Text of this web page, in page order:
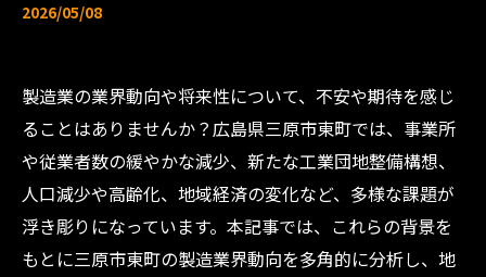
2026/05/08
製造業の業界動向や将来性について、不安や期待を感じ
ることはありませんか？広島県三原市東町では、事業所
や従業者数の緩やかな減少、新たな工業団地整備構想、
人口減少や高齢化、地域経済の変化など、多様な課題が
浮き彫りになっています。本記事では、これらの背景を
もとに三原市東町の製造業界動向を多角的に分析し、地